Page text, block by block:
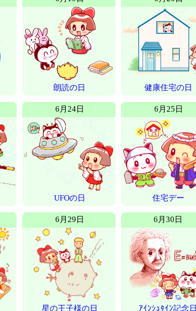
朗読の日 健康住宅の日
6月24日
UFOの日
6月25日
住宅デー
6月29日
星の王子様の日
6月30日
ｱｲﾝｼｭﾀｲﾝ記念日